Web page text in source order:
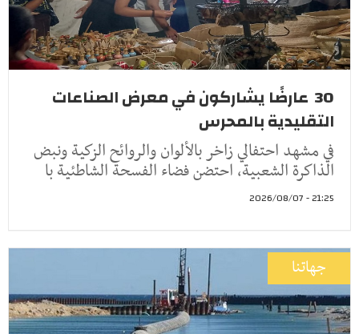
30 عارضًا يشاركون في معرض الصناعات
التقليدية بالمحرس
في مشهد احتفالي زاخر بالألوان والروائح الزكية ونبض
الذاكرة الشعبية، احتضن فضاء الفسحة الشاطئية با
21:25 - 2026/08/07
جهاتنا